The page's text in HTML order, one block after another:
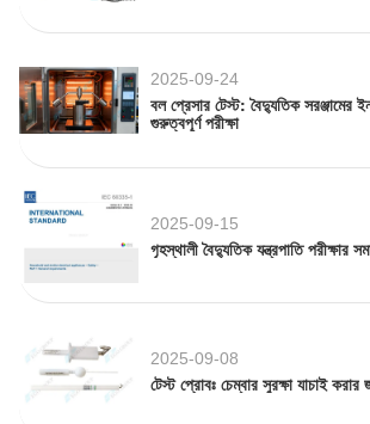
2025-09-24
বল প্রেসার টেস্ট: বৈদ্যুতিক সরঞ্জামের
গুরুত্বপূর্ণ পরীক্ষা
2025-09-15
গৃহস্থালী বৈদ্যুতিক যন্ত্রপাতি
2025-09-08
টেস্ট প্রোবঃ চেম্বার সুরক্ষা যাচাই